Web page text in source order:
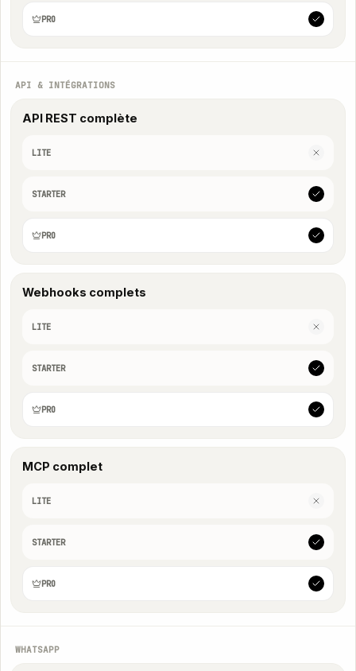
PRO
API & INTÉGRATIONS
API REST complète
LITE
STARTER
PRO
Webhooks complets
LITE
STARTER
PRO
MCP complet
LITE
STARTER
PRO
WHATSAPP